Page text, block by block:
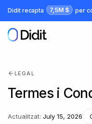
Ves al contingut principal
Didit recapta 7,5M $ per
LEGAL
Termes i
Actualitzat: July 15, 2026